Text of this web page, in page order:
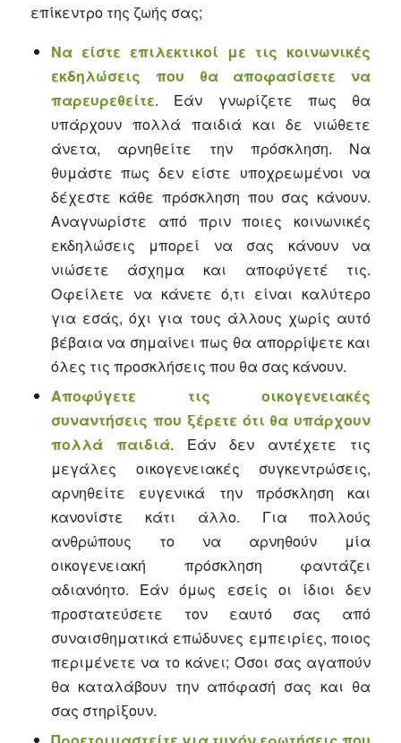
επίκεντρο της ζωής σας;
Να είστε επιλεκτικοί με τις κοινωνικές
εκδηλώσεις που θα αποφασίσετε να
παρευρεθείτε. Εάν γνωρίζετε πως θα
υπάρχουν πολλά παιδιά και δε νιώθετε
άνετα, αρνηθείτε την πρόσκληση. Να
θυμάστε πως δεν είστε υποχρεωμένοι να
δέχεστε κάθε πρόσκληση που σας κάνουν.
Αναγνωρίστε από πριν ποιες κοινωνικές
εκδηλώσεις μπορεί να σας κάνουν να
νιώσετε άσχημα και αποφύγετέ τις.
Οφείλετε να κάνετε ό,τι είναι καλύτερο
για εσάς, όχι για τους άλλους χωρίς αυτό
βέβαια να σημαίνει πως θα απορρίψετε και
όλες τις προσκλήσεις που θα σας κάνουν.
Αποφύγετε τις οικογενειακές
συναντήσεις που ξέρετε ότι θα υπάρχουν
πολλά παιδιά. Εάν δεν αντέχετε τις
μεγάλες οικογενειακές συγκεντρώσεις,
αρνηθείτε ευγενικά την πρόσκληση και
κανονίστε κάτι άλλο. Για πολλούς
ανθρώπους το να αρνηθούν μία
οικογενειακή πρόσκληση φαντάζει
αδιανόητο. Εάν όμως εσείς οι ίδιοι δεν
προστατεύσετε τον εαυτό σας από
συναισθηματικά επώδυνες εμπειρίες, ποιος
περιμένετε να το κάνει; Όσοι σας αγαπούν
θα καταλάβουν την απόφασή σας και θα
σας στηρίξουν.